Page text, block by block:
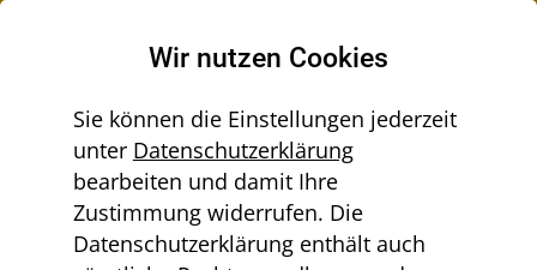
Wir nutzen Cookies
Sie können die Einstellungen jederzeit
unter Datenschutzerklärung
bearbeiten und damit Ihre
Zustimmung widerrufen. Die
Datenschutzerklärung enthält auch
Raumordnung in Niederösterreich
Menü
aus-/einklappen
befinden
Home Allgemeines & Service
Haftungsausschluss